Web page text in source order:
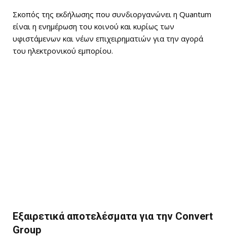
Σκοπός της εκδήλωσης που συνδιοργανώνει η Quantum
είναι η ενημέρωση του κοινού και κυρίως των
υφιστάμενων και νέων επιχειρηματιών για την αγορά
του ηλεκτρονικού εμπορίου.
Εξαιρετικά αποτελέσματα για την Convert
Group